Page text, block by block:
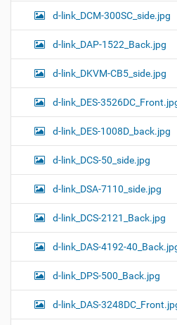
d-link_DCM-300SC_side.jpg
d-link_DAP-1522_Back.jpg
d-link_DKVM-CB5_side.jpg
d-link_DES-
d-link_DES-1008D_back.jpg
d-link_DCS-50_side.jpg
d-link_DSA-7110_side.jpg
d-link_DCS-2121_Back.jpg
d-link_DAS-4192-
d-link_DPS-500_Back.jpg
d-link_DAS-